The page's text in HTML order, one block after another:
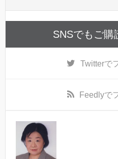
SNSでもご購
Twitterで
Feedlyで